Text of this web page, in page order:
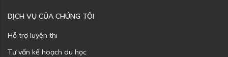
DỊCH VỤ CỦA CHÚNG TÔI
Hỗ trợ luyện thi
Tư vấn kế hoạch du học